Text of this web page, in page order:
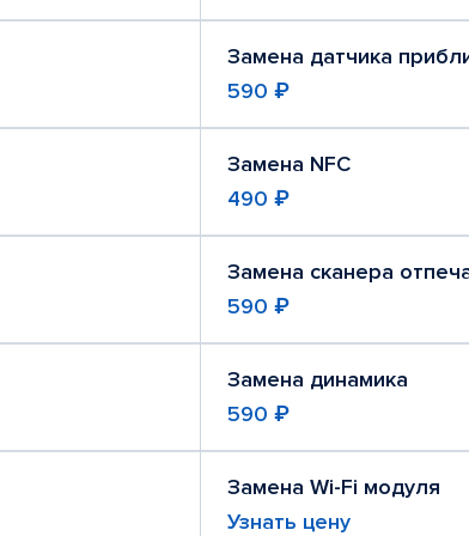
Замена датчика
590 ₽
Замена NFC
490 ₽
Замена сканера
590 ₽
Замена динамика
590 ₽
Замена Wi-Fi модуля
Узнать цену